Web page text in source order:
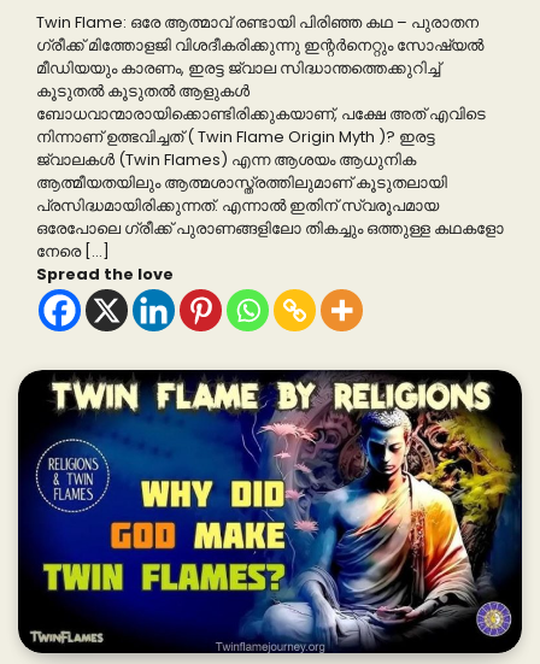
Twin Flame: ഒരേ ആത്മാവ് രണ്ടായി പിരിഞ്ഞ കഥ – പുരാതന
ഗ്രീക്ക് മിത്തോളജി വിശദീകരിക്കുന്നു ഇന്റർനെറ്റും സോഷ്യൽ
മീഡിയയും കാരണം, ഇരട്ട ജ്വാല സിദ്ധാന്തത്തെക്കുറിച്ച്
കൂടുതൽ കൂടുതൽ ആളുകൾ
ബോധവാന്മാരായിക്കൊണ്ടിരിക്കുകയാണ്, പക്ഷേ അത് എവിടെ
നിന്നാണ് ഉത്ഭവിച്ചത് ( Twin Flame Origin Myth )? ഇരട്ട
ജ്വാലകൾ (Twin Flames) എന്ന ആശയം ആധുനിക
ആത്മീയതയിലും ആത്മശാസ്ത്രത്തിലുമാണ് കൂടുതലായി
പ്രസിദ്ധമായിരിക്കുന്നത്. എന്നാൽ ഇതിന് സ്വരൂപമായ
ഒരേപോലെ ഗ്രീക്ക് പുരാണങ്ങളിലോ തികച്ചും ഒത്തുള്ള കഥകളോ
നേരെ […]
Spread the love